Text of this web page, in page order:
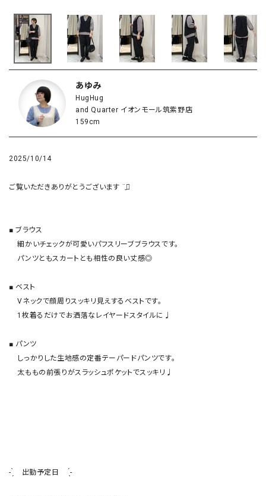
あゆみ
HugHug
and Quarter イオンモール筑紫野店
159cm
2025/10/14
ご覧いただきありがとうございます ¨̮⃝
■ ブラウス
    細かいチェックが可愛いパフスリーブブラウスです。
■ ベスト
    Vネックで顔周りスッキリ見えするベストです。
■ パンツ
- ̗̀    出勤予定日     ̖́-